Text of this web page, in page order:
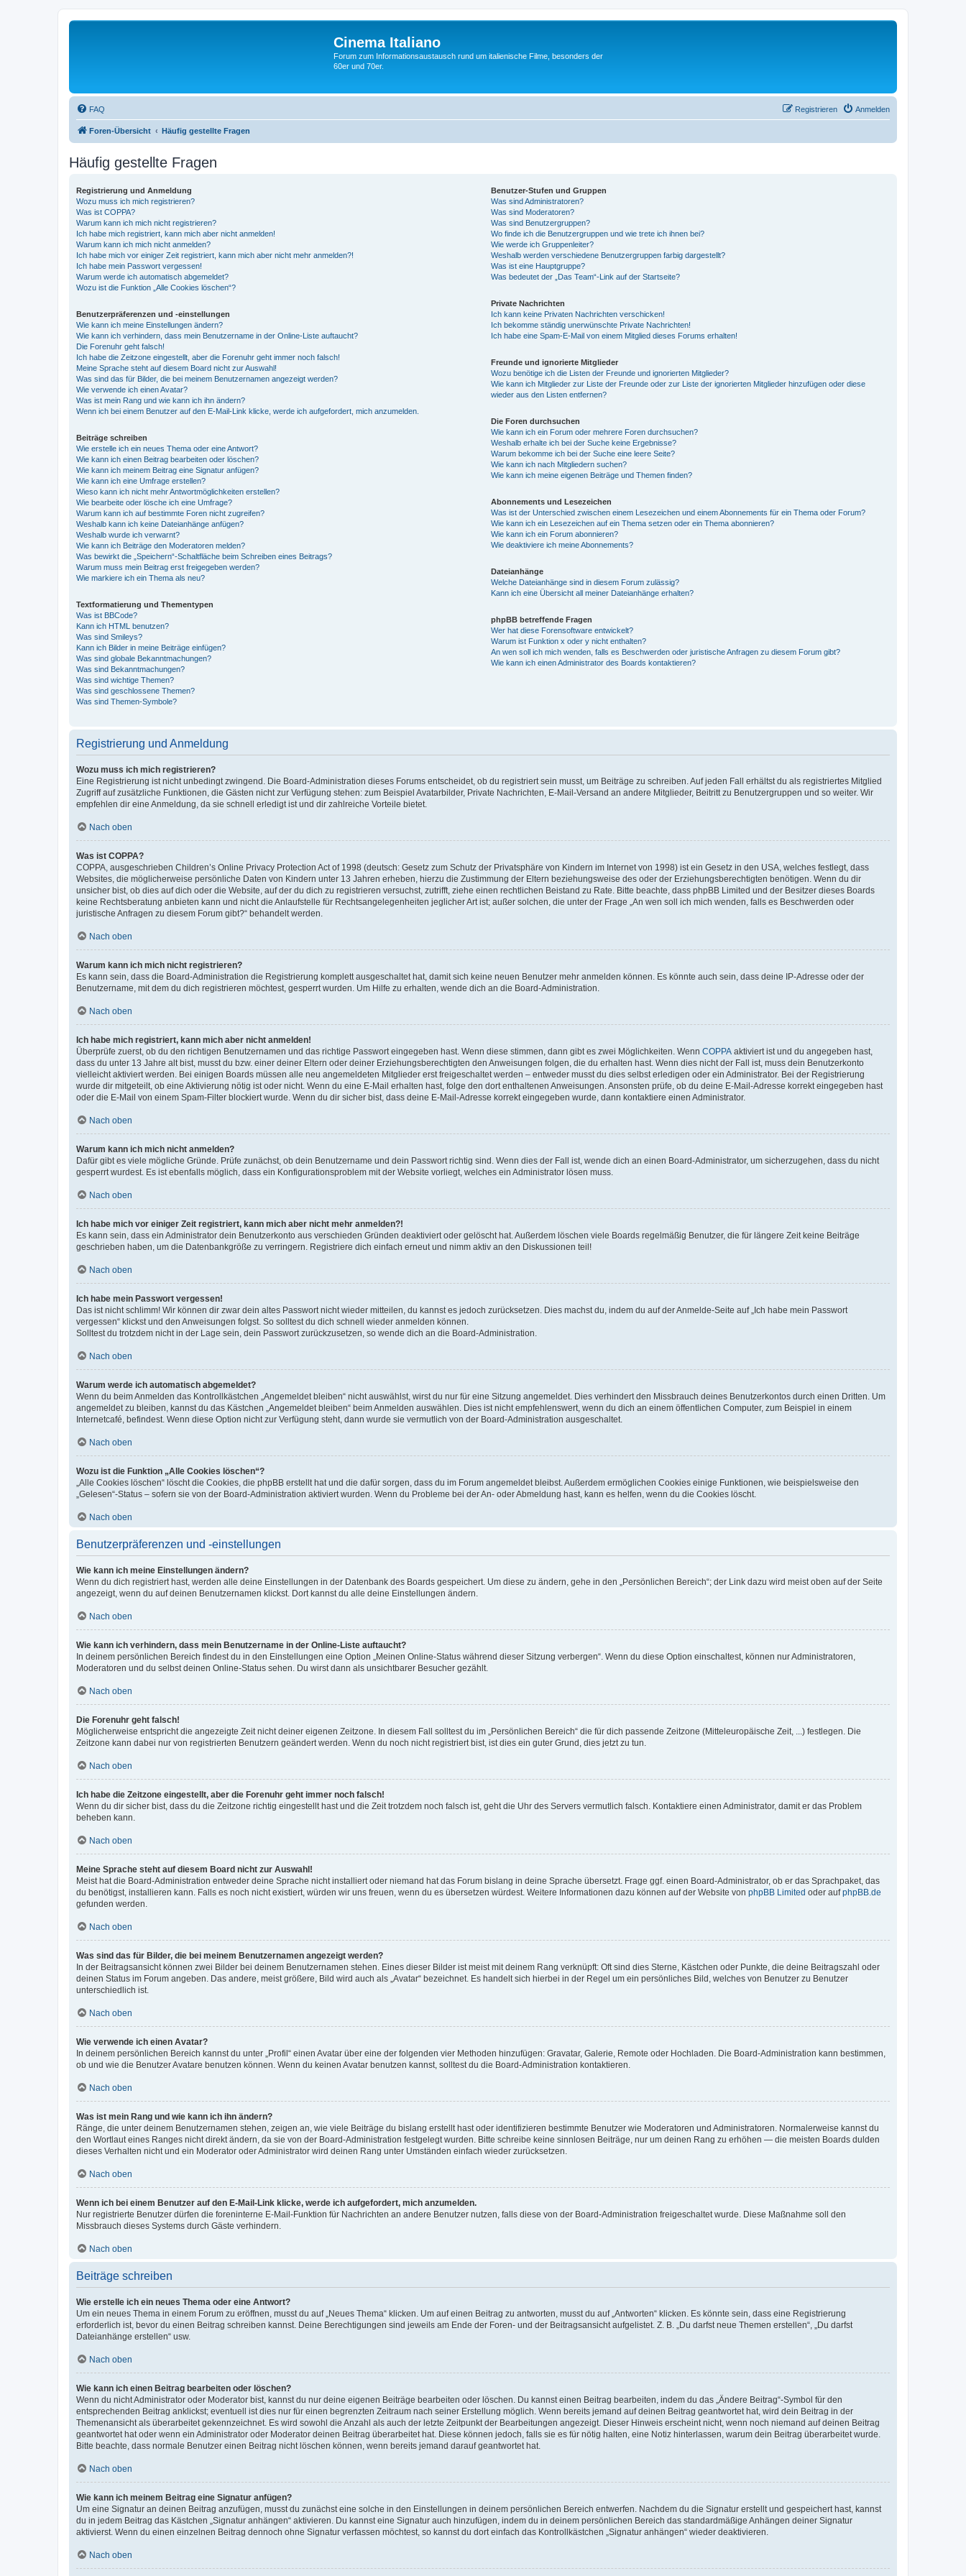
Cinema Italiano
Forum zum Informationsaustausch rund um italienische Filme, besonders der
60er und 70er.
FAQ Anmelden
Registrieren
Foren-Übersicht Häufig gestellte Fragen
Häufig gestellte Fragen
Registrierung und Anmeldung
Wozu muss ich mich registrieren?
Was ist COPPA?
Warum kann ich mich nicht registrieren?
Ich habe mich registriert, kann mich aber nicht anmelden!
Warum kann ich mich nicht anmelden?
Ich habe mich vor einiger Zeit registriert, kann mich aber nicht mehr anmelden?!
Ich habe mein Passwort vergessen!
Warum werde ich automatisch abgemeldet?
Wozu ist die Funktion „Alle Cookies löschen“?
Benutzerpräferenzen und -einstellungen
Wie kann ich meine Einstellungen ändern?
Wie kann ich verhindern, dass mein Benutzername in der Online-Liste auftaucht?
Die Forenuhr geht falsch!
Ich habe die Zeitzone eingestellt, aber die Forenuhr geht immer noch falsch!
Meine Sprache steht auf diesem Board nicht zur Auswahl!
Was sind das für Bilder, die bei meinem Benutzernamen angezeigt werden?
Wie verwende ich einen Avatar?
Was ist mein Rang und wie kann ich ihn ändern?
Wenn ich bei einem Benutzer auf den E-Mail-Link klicke, werde ich aufgefordert, mich anzumelden.
Beiträge schreiben
Wie erstelle ich ein neues Thema oder eine Antwort?
Wie kann ich einen Beitrag bearbeiten oder löschen?
Wie kann ich meinem Beitrag eine Signatur anfügen?
Wie kann ich eine Umfrage erstellen?
Wieso kann ich nicht mehr Antwortmöglichkeiten erstellen?
Wie bearbeite oder lösche ich eine Umfrage?
Warum kann ich auf bestimmte Foren nicht zugreifen?
Weshalb kann ich keine Dateianhänge anfügen?
Weshalb wurde ich verwarnt?
Wie kann ich Beiträge den Moderatoren melden?
Was bewirkt die „Speichern“-Schaltfläche beim Schreiben eines Beitrags?
Warum muss mein Beitrag erst freigegeben werden?
Wie markiere ich ein Thema als neu?
Textformatierung und Thementypen
Was ist BBCode?
Kann ich HTML benutzen?
Was sind Smileys?
Kann ich Bilder in meine Beiträge einfügen?
Was sind globale Bekanntmachungen?
Was sind Bekanntmachungen?
Was sind wichtige Themen?
Was sind geschlossene Themen?
Was sind Themen-Symbole?
Benutzer-Stufen und Gruppen
Was sind Administratoren?
Was sind Moderatoren?
Was sind Benutzergruppen?
Wo finde ich die Benutzergruppen und wie trete ich ihnen bei?
Wie werde ich Gruppenleiter?
Weshalb werden verschiedene Benutzergruppen farbig dargestellt?
Was ist eine Hauptgruppe?
Was bedeutet der „Das Team“-Link auf der Startseite?
Private Nachrichten
Ich kann keine Privaten Nachrichten verschicken!
Ich bekomme ständig unerwünschte Private Nachrichten!
Ich habe eine Spam-E-Mail von einem Mitglied dieses Forums erhalten!
Freunde und ignorierte Mitglieder
Wozu benötige ich die Listen der Freunde und ignorierten Mitglieder?
Wie kann ich Mitglieder zur Liste der Freunde oder zur Liste der ignorierten Mitglieder hinzufügen oder diese
wieder aus den Listen entfernen?
Die Foren durchsuchen
Wie kann ich ein Forum oder mehrere Foren durchsuchen?
Weshalb erhalte ich bei der Suche keine Ergebnisse?
Warum bekomme ich bei der Suche eine leere Seite?
Wie kann ich nach Mitgliedern suchen?
Wie kann ich meine eigenen Beiträge und Themen finden?
Abonnements und Lesezeichen
Was ist der Unterschied zwischen einem Lesezeichen und einem Abonnements für ein Thema oder Forum?
Wie kann ich ein Lesezeichen auf ein Thema setzen oder ein Thema abonnieren?
Wie kann ich ein Forum abonnieren?
Wie deaktiviere ich meine Abonnements?
Dateianhänge
Welche Dateianhänge sind in diesem Forum zulässig?
Kann ich eine Übersicht all meiner Dateianhänge erhalten?
phpBB betreffende Fragen
Wer hat diese Forensoftware entwickelt?
Warum ist Funktion x oder y nicht enthalten?
An wen soll ich mich wenden, falls es Beschwerden oder juristische Anfragen zu diesem Forum gibt?
Wie kann ich einen Administrator des Boards kontaktieren?
Registrierung und Anmeldung
Wozu muss ich mich registrieren?
Eine Registrierung ist nicht unbedingt zwingend. Die Board-Administration dieses Forums entscheidet, ob du registriert sein musst, um Beiträge zu schreiben. Auf jeden Fall erhältst du als registriertes Mitglied
Zugriff auf zusätzliche Funktionen, die Gästen nicht zur Verfügung stehen: zum Beispiel Avatarbilder, Private Nachrichten, E-Mail-Versand an andere Mitglieder, Beitritt zu Benutzergruppen und so weiter. Wir
empfehlen dir eine Anmeldung, da sie schnell erledigt ist und dir zahlreiche Vorteile bietet.
Nach oben
Was ist COPPA?
COPPA, ausgeschrieben Children’s Online Privacy Protection Act of 1998 (deutsch: Gesetz zum Schutz der Privatsphäre von Kindern im Internet von 1998) ist ein Gesetz in den USA, welches festlegt, dass
Websites, die möglicherweise persönliche Daten von Kindern unter 13 Jahren erheben, hierzu die Zustimmung der Eltern beziehungsweise des oder der Erziehungsberechtigten benötigen. Wenn du dir
unsicher bist, ob dies auf dich oder die Website, auf der du dich zu registrieren versuchst, zutrifft, ziehe einen rechtlichen Beistand zu Rate. Bitte beachte, dass phpBB Limited und der Besitzer dieses Boards
keine Rechtsberatung anbieten kann und nicht die Anlaufstelle für Rechtsangelegenheiten jeglicher Art ist; außer solchen, die unter der Frage „An wen soll ich mich wenden, falls es Beschwerden oder
juristische Anfragen zu diesem Forum gibt?“ behandelt werden.
Nach oben
Warum kann ich mich nicht registrieren?
Es kann sein, dass die Board-Administration die Registrierung komplett ausgeschaltet hat, damit sich keine neuen Benutzer mehr anmelden können. Es könnte auch sein, dass deine IP-Adresse oder der
Benutzername, mit dem du dich registrieren möchtest, gesperrt wurden. Um Hilfe zu erhalten, wende dich an die Board-Administration.
Nach oben
Ich habe mich registriert, kann mich aber nicht anmelden!
Überprüfe zuerst, ob du den richtigen Benutzernamen und das richtige Passwort eingegeben hast. Wenn diese stimmen, dann gibt es zwei Möglichkeiten. Wenn COPPA aktiviert ist und du angegeben hast,
dass du unter 13 Jahre alt bist, musst du bzw. einer deiner Eltern oder deiner Erziehungsberechtigten den Anweisungen folgen, die du erhalten hast. Wenn dies nicht der Fall ist, muss dein Benutzerkonto
vielleicht aktiviert werden. Bei einigen Boards müssen alle neu angemeldeten Mitglieder erst freigeschaltet werden – entweder musst du dies selbst erledigen oder ein Administrator. Bei der Registrierung
wurde dir mitgeteilt, ob eine Aktivierung nötig ist oder nicht. Wenn du eine E-Mail erhalten hast, folge den dort enthaltenen Anweisungen. Ansonsten prüfe, ob du deine E-Mail-Adresse korrekt eingegeben hast
oder die E-Mail von einem Spam-Filter blockiert wurde. Wenn du dir sicher bist, dass deine E-Mail-Adresse korrekt eingegeben wurde, dann kontaktiere einen Administrator.
Nach oben
Warum kann ich mich nicht anmelden?
Dafür gibt es viele mögliche Gründe. Prüfe zunächst, ob dein Benutzername und dein Passwort richtig sind. Wenn dies der Fall ist, wende dich an einen Board-Administrator, um sicherzugehen, dass du nicht
gesperrt wurdest. Es ist ebenfalls möglich, dass ein Konfigurationsproblem mit der Website vorliegt, welches ein Administrator lösen muss.
Nach oben
Ich habe mich vor einiger Zeit registriert, kann mich aber nicht mehr anmelden?!
Es kann sein, dass ein Administrator dein Benutzerkonto aus verschieden Gründen deaktiviert oder gelöscht hat. Außerdem löschen viele Boards regelmäßig Benutzer, die für längere Zeit keine Beiträge
geschrieben haben, um die Datenbankgröße zu verringern. Registriere dich einfach erneut und nimm aktiv an den Diskussionen teil!
Nach oben
Ich habe mein Passwort vergessen!
Das ist nicht schlimm! Wir können dir zwar dein altes Passwort nicht wieder mitteilen, du kannst es jedoch zurücksetzen. Dies machst du, indem du auf der Anmelde-Seite auf „Ich habe mein Passwort
vergessen“ klickst und den Anweisungen folgst. So solltest du dich schnell wieder anmelden können.
Solltest du trotzdem nicht in der Lage sein, dein Passwort zurückzusetzen, so wende dich an die Board-Administration.
Nach oben
Warum werde ich automatisch abgemeldet?
Wenn du beim Anmelden das Kontrollkästchen „Angemeldet bleiben“ nicht auswählst, wirst du nur für eine Sitzung angemeldet. Dies verhindert den Missbrauch deines Benutzerkontos durch einen Dritten. Um
angemeldet zu bleiben, kannst du das Kästchen „Angemeldet bleiben“ beim Anmelden auswählen. Dies ist nicht empfehlenswert, wenn du dich an einem öffentlichen Computer, zum Beispiel in einem
Internetcafé, befindest. Wenn diese Option nicht zur Verfügung steht, dann wurde sie vermutlich von der Board-Administration ausgeschaltet.
Nach oben
Wozu ist die Funktion „Alle Cookies löschen“?
„Alle Cookies löschen“ löscht die Cookies, die phpBB erstellt hat und die dafür sorgen, dass du im Forum angemeldet bleibst. Außerdem ermöglichen Cookies einige Funktionen, wie beispielsweise den
„Gelesen“-Status – sofern sie von der Board-Administration aktiviert wurden. Wenn du Probleme bei der An- oder Abmeldung hast, kann es helfen, wenn du die Cookies löscht.
Nach oben
Benutzerpräferenzen und -einstellungen
Wie kann ich meine Einstellungen ändern?
Wenn du dich registriert hast, werden alle deine Einstellungen in der Datenbank des Boards gespeichert. Um diese zu ändern, gehe in den „Persönlichen Bereich“; der Link dazu wird meist oben auf der Seite
angezeigt, wenn du auf deinen Benutzernamen klickst. Dort kannst du alle deine Einstellungen ändern.
Nach oben
Wie kann ich verhindern, dass mein Benutzername in der Online-Liste auftaucht?
In deinem persönlichen Bereich findest du in den Einstellungen eine Option „Meinen Online-Status während dieser Sitzung verbergen“. Wenn du diese Option einschaltest, können nur Administratoren,
Moderatoren und du selbst deinen Online-Status sehen. Du wirst dann als unsichtbarer Besucher gezählt.
Nach oben
Die Forenuhr geht falsch!
Möglicherweise entspricht die angezeigte Zeit nicht deiner eigenen Zeitzone. In diesem Fall solltest du im „Persönlichen Bereich“ die für dich passende Zeitzone (Mitteleuropäische Zeit, ...) festlegen. Die
Zeitzone kann dabei nur von registrierten Benutzern geändert werden. Wenn du noch nicht registriert bist, ist dies ein guter Grund, dies jetzt zu tun.
Nach oben
Ich habe die Zeitzone eingestellt, aber die Forenuhr geht immer noch falsch!
Wenn du dir sicher bist, dass du die Zeitzone richtig eingestellt hast und die Zeit trotzdem noch falsch ist, geht die Uhr des Servers vermutlich falsch. Kontaktiere einen Administrator, damit er das Problem
beheben kann.
Nach oben
Meine Sprache steht auf diesem Board nicht zur Auswahl!
Meist hat die Board-Administration entweder deine Sprache nicht installiert oder niemand hat das Forum bislang in deine Sprache übersetzt. Frage ggf. einen Board-Administrator, ob er das Sprachpaket, das
du benötigst, installieren kann. Falls es noch nicht existiert, würden wir uns freuen, wenn du es übersetzen würdest. Weitere Informationen dazu können auf der Website von phpBB Limited oder aufphpBB.de
gefunden werden.
Nach oben
Was sind das für Bilder, die bei meinem Benutzernamen angezeigt werden?
In der Beitragsansicht können zwei Bilder bei deinem Benutzernamen stehen. Eines dieser Bilder ist meist mit deinem Rang verknüpft: Oft sind dies Sterne, Kästchen oder Punkte, die deine Beitragszahl oder
deinen Status im Forum angeben. Das andere, meist größere, Bild wird auch als „Avatar“ bezeichnet. Es handelt sich hierbei in der Regel um ein persönliches Bild, welches von Benutzer zu Benutzer
unterschiedlich ist.
Nach oben
Wie verwende ich einen Avatar?
In deinem persönlichen Bereich kannst du unter „Profil“ einen Avatar über eine der folgenden vier Methoden hinzufügen: Gravatar, Galerie, Remote oder Hochladen. Die Board-Administration kann bestimmen,
ob und wie die Benutzer Avatare benutzen können. Wenn du keinen Avatar benutzen kannst, solltest du die Board-Administration kontaktieren.
Nach oben
Was ist mein Rang und wie kann ich ihn ändern?
Ränge, die unter deinem Benutzernamen stehen, zeigen an, wie viele Beiträge du bislang erstellt hast oder identifizieren bestimmte Benutzer wie Moderatoren und Administratoren. Normalerweise kannst du
den Wortlaut eines Ranges nicht direkt ändern, da sie von der Board-Administration festgelegt wurden. Bitte schreibe keine sinnlosen Beiträge, nur um deinen Rang zu erhöhen — die meisten Boards dulden
dieses Verhalten nicht und ein Moderator oder Administrator wird deinen Rang unter Umständen einfach wieder zurücksetzen.
Nach oben
Wenn ich bei einem Benutzer auf den E-Mail-Link klicke, werde ich aufgefordert, mich anzumelden.
Nur registrierte Benutzer dürfen die foreninterne E-Mail-Funktion für Nachrichten an andere Benutzer nutzen, falls diese von der Board-Administration freigeschaltet wurde. Diese Maßnahme soll den
Missbrauch dieses Systems durch Gäste verhindern.
Nach oben
Beiträge schreiben
Wie erstelle ich ein neues Thema oder eine Antwort?
Um ein neues Thema in einem Forum zu eröffnen, musst du auf „Neues Thema“ klicken. Um auf einen Beitrag zu antworten, musst du auf „Antworten“ klicken. Es könnte sein, dass eine Registrierung
erforderlich ist, bevor du einen Beitrag schreiben kannst. Deine Berechtigungen sind jeweils am Ende der Foren- und der Beitragsansicht aufgelistet. Z. B. „Du darfst neue Themen erstellen“, „Du darfst
Dateianhänge erstellen“ usw.
Nach oben
Wie kann ich einen Beitrag bearbeiten oder löschen?
Wenn du nicht Administrator oder Moderator bist, kannst du nur deine eigenen Beiträge bearbeiten oder löschen. Du kannst einen Beitrag bearbeiten, indem du das „Ändere Beitrag“-Symbol für den
entsprechenden Beitrag anklickst; eventuell ist dies nur für einen begrenzten Zeitraum nach seiner Erstellung möglich. Wenn bereits jemand auf deinen Beitrag geantwortet hat, wird dein Beitrag in der
Themenansicht als überarbeitet gekennzeichnet. Es wird sowohl die Anzahl als auch der letzte Zeitpunkt der Bearbeitungen angezeigt. Dieser Hinweis erscheint nicht, wenn noch niemand auf deinen Beitrag
geantwortet hat oder wenn ein Administrator oder Moderator deinen Beitrag überarbeitet hat. Diese können jedoch, falls sie es für nötig halten, eine Notiz hinterlassen, warum dein Beitrag überarbeitet wurde.
Bitte beachte, dass normale Benutzer einen Beitrag nicht löschen können, wenn bereits jemand darauf geantwortet hat.
Nach oben
Wie kann ich meinem Beitrag eine Signatur anfügen?
Um eine Signatur an deinen Beitrag anzufügen, musst du zunächst eine solche in den Einstellungen in deinem persönlichen Bereich entwerfen. Nachdem du die Signatur erstellt und gespeichert hast, kannst
du in jedem Beitrag das Kästchen „Signatur anhängen“ aktivieren. Du kannst eine Signatur auch hinzufügen, indem du in deinem persönlichen Bereich das standardmäßige Anhängen deiner Signatur
aktivierst. Wenn du einen einzelnen Beitrag dennoch ohne Signatur verfassen möchtest, so kannst du dort einfach das Kontrollkästchen „Signatur anhängen“ wieder deaktivieren.
Nach oben